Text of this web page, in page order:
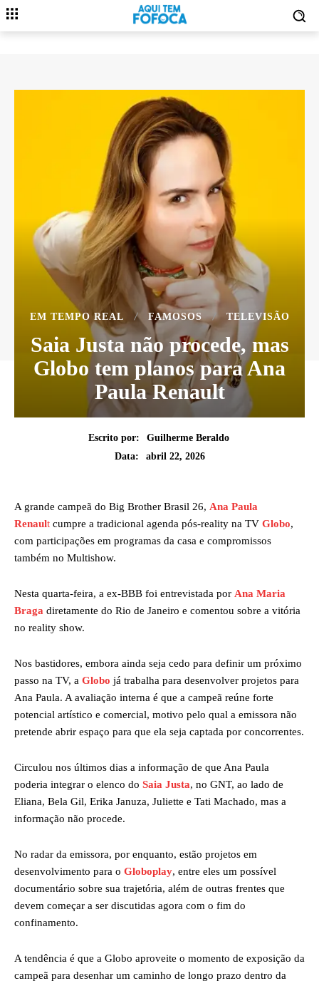
EM TEMPO REAL FAMOSOS TELEVISÃO
Saia Justa não procede, mas
Globo tem planos para Ana
Paula Renault
Escrito por:
Guilherme Beraldo
Data:
abril 22, 2026
A grande campeã do Big Brother Brasil 26, Ana Paula
Renault cumpre a tradicional agenda pós-reality na TV Globo,
com participações em programas da casa e compromissos
também no Multishow.
Nesta quarta-feira, a ex-BBB foi entrevistada por Ana Maria
Braga diretamente do Rio de Janeiro e comentou sobre a vitória
no reality show.
Nos bastidores, embora ainda seja cedo para definir um próximo
passo na TV, a Globo já trabalha para desenvolver projetos para
Ana Paula. A avaliação interna é que a campeã reúne forte
potencial artístico e comercial, motivo pelo qual a emissora não
pretende abrir espaço para que ela seja captada por concorrentes.
Circulou nos últimos dias a informação de que Ana Paula
poderia integrar o elenco do Saia Justa, no GNT, ao lado de
Eliana, Bela Gil, Erika Januza, Juliette e Tati Machado, mas a
informação não procede.
No radar da emissora, por enquanto, estão projetos em
desenvolvimento para o Globoplay, entre eles um possível
documentário sobre sua trajetória, além de outras frentes que
devem começar a ser discutidas agora com o fim do
confinamento.
A tendência é que a Globo aproveite o momento de exposição da
campeã para desenhar um caminho de longo prazo dentro da